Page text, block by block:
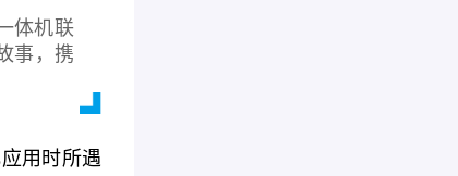
体机联
事，携
用时所遇